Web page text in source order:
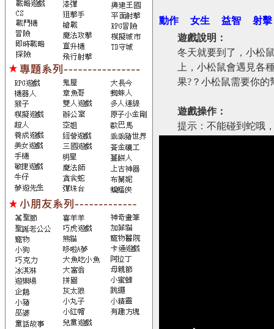
動作 女生 益智
射擊
遊戲說明：
冬天就要到了，小松
上，小松鼠會遇見各
果?？小松鼠需要你的
遊戲操作：
提示：不能碰到蛇哦